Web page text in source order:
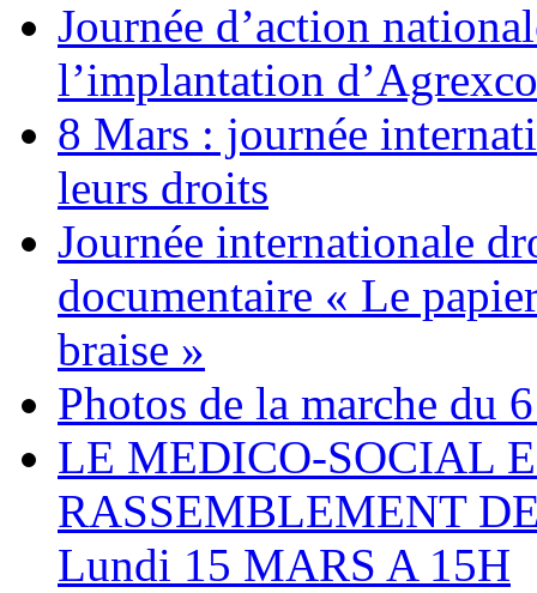
Journée d’action
l’implantation d’Agrexco
8 Mars : journée
leurs droits
Journée internationale
documentaire « Le
braise »
Photos de la marche du
LE MEDICO-SOCIAL
RASSEMBLEMENT
Lundi 15 MARS A 15H